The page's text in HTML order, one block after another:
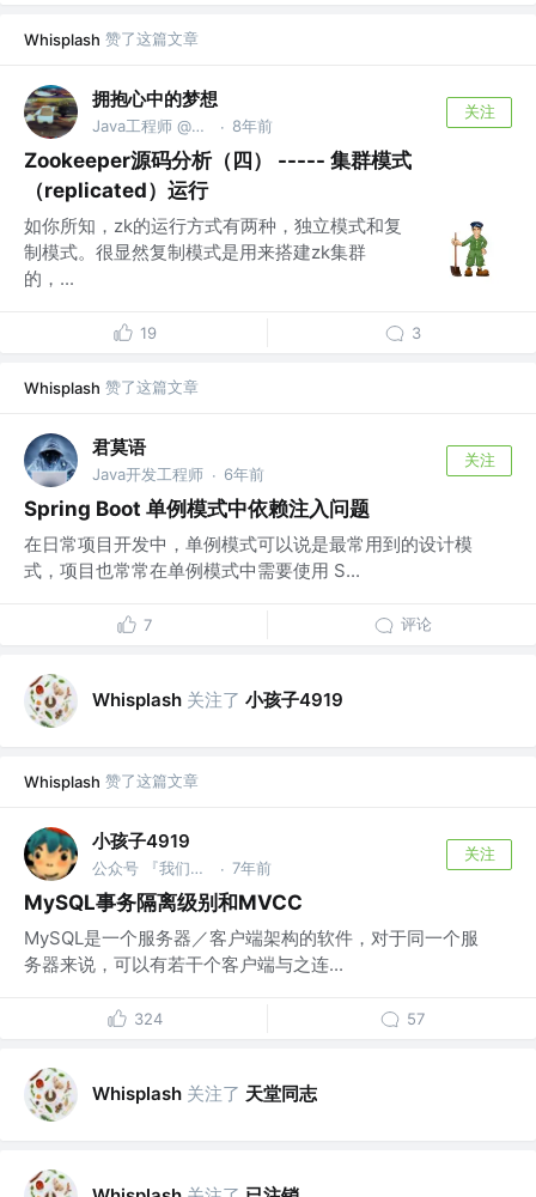
Whisplash 赞了这篇文章
拥抱心中的梦想
Java工程师 @company · 8年前
关注
Zookeeper源码分析（四） ----- 集群模式
（replicated）运行
如你所知，zk的运行方式有两种，独立模式和复
制模式。很显然复制模式是用来搭建zk集群
的，...
19 3
Whisplash 赞了这篇文章
君莫语
Java开发工程师 · 6年前
关注
Spring Boot 单例模式中依赖注入问题
在日常项目开发中，单例模式可以说是最常用到的设计模
式，项目也常常在单例模式中需要使用 S...
7 评论
Whisplash 关注了 小孩子4919
Whisplash 赞了这篇文章
小孩子4919
公众号 『我们都是小青蛙』 · 7年前
关注
MySQL事务隔离级别和MVCC
MySQL是一个服务器／客户端架构的软件，对于同一个服
务器来说，可以有若干个客户端与之连...
324 57
Whisplash 关注了 天堂同志